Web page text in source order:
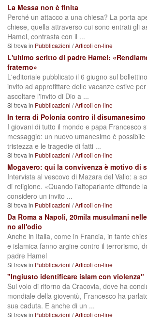
La Messa non è finita
Perché un attacco a una chiesa? La porta
chiese, quella attraverso cui sono entrati gli
Hamel, contrasta con il ...
Si trova in Pubblicazioni /Articoli on-line
L'ultimo scritto di padre Hamel:
fraterno»
L'editoriale pubblicato il 6 giugno sul
invito ad approfittare delle vacanze estive
ascoltare l'invito di Dio a ...
Si trova in Pubblicazioni /Articoli on-line
In terra di Polonia contro il disumanesimo
I giovani di tutto il mondo e papa Francesco
messaggio: un nuovo umanesimo è
tristezza e le tragedie di fatti ...
Si trova in Pubblicazioni /Articoli on-line
Mogavero: qui la convivenza è motivo di
Intervista al vescovo di Mazara del Vallo: a
di religione. «Quando l'altoparlante diffonde
considero un invito ...
Si trova in Pubblicazioni /Articoli on-line
Da Roma a Napoli, 20mila musulmani
no all'odio
Anche in Italia, come in Francia, in tante
e islamica fanno argine contro il terrorismo,
padre Hamel
Si trova in Pubblicazioni /Articoli on-line
"Ingiusto identificare islam con violenza"
Sul volo di ritorno da Cracovia, dove ha
mondiale della gioventù, Francesco ha
sua caduta. E anche di un ...
Si trova in Pubblicazioni /Articoli on-line